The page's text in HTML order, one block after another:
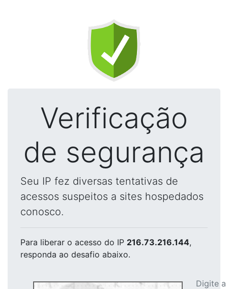
Verificação
de segurança
Seu IP fez diversas tentativas de
acessos suspeitos a sites hospedados
conosco.
Para liberar o acesso do IP 216.73.216.144,
responda ao desafio abaixo.
Digite